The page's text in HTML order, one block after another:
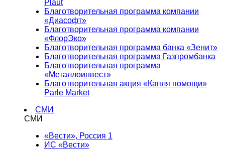
Plaut
Благотворительная программа компании
«Диасофт»
Благотворительная программа компании
«ФлорЭко»
Благотворительная программа банка «Зенит»
Благотворительная программа Газпромбанка
Благотворительная программа
«Металлоинвест»
Благотворительная акция «Капля помощи»
Parle Market
СМИ
СМИ
«Вести», Россия 1
ИС «Вести»